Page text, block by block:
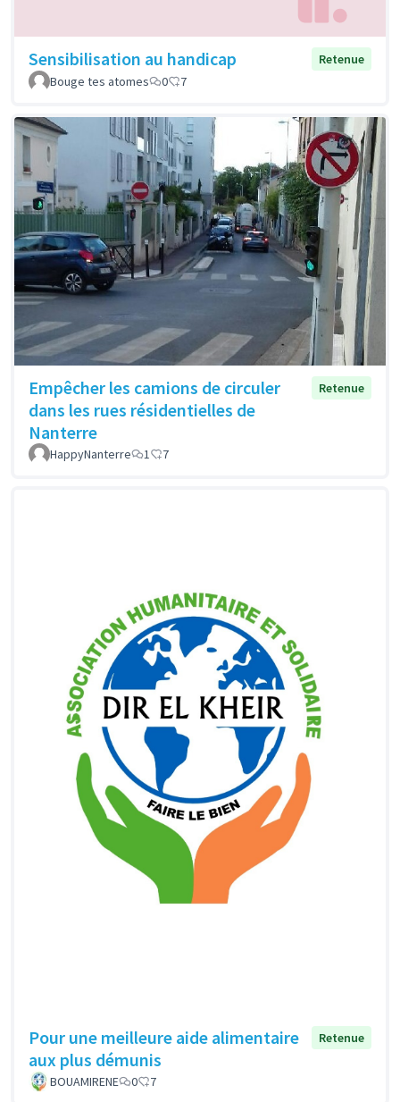
Sensibilisation au handicap
Retenue
Bouge tes atomes
0 7
Empêcher les camions de circuler
dans les rues résidentielles de
Nanterre
Retenue
HappyNanterre 1 7
Pour une meilleure aide alimentaire
aux plus démunis
Retenue
BOUAMIRENE 0 7